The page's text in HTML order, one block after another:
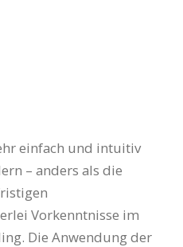
einfach und intuitiv
– anders als die
Vorkenntnisse im
Die Anwendung der